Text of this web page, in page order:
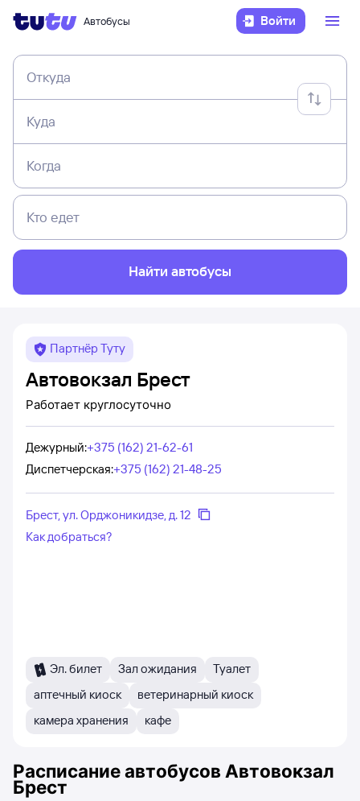
Автобусы Войти
Откуда
Куда
Когда
Кто едет
Найти автобусы
Партнёр Туту
Автовокзал Брест
Работает круглосуточно
Дежурный:+375 (162) 21-62-61
Диспетчерская:+375 (162) 21-48-25
Брест, ул. Орджоникидзе, д. 12
Как добраться?
Эл. билет Зал ожидания
Туалет
аптечный киоск
ветеринарный киоск
камера хранения
кафе
Расписание автобусов Автовокзал
Брест